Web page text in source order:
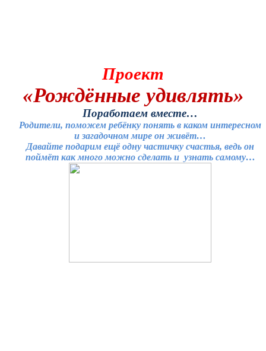
Проект
«Рождённые удивлять»
Поработаем вместе…
Родители, поможем ребёнку понять в каком интересном
и загадочном мире он живёт…
Давайте подарим ещё одну частичку счастья, ведь он
поймёт как много можно сделать и узнать самому…